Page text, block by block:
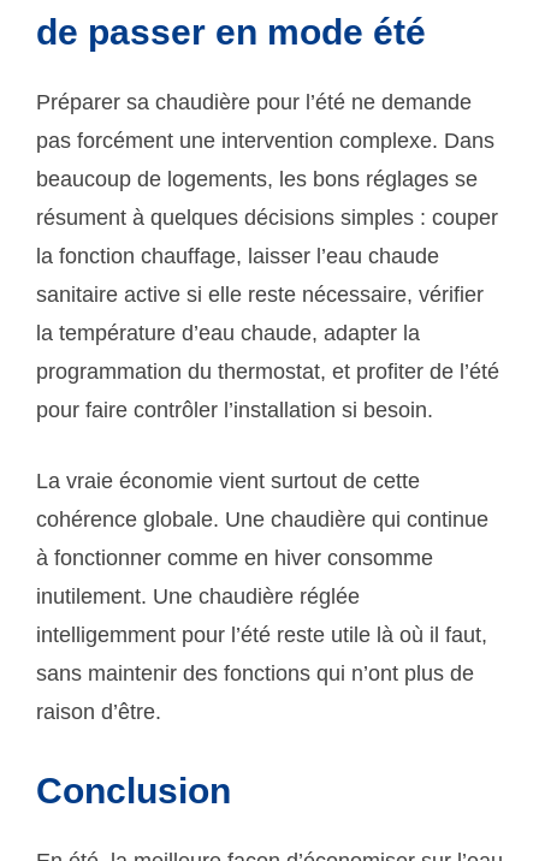
de passer en mode été
Préparer sa chaudière pour l’été ne demande
pas forcément une intervention complexe. Dans
beaucoup de logements, les bons réglages se
résument à quelques décisions simples : couper
la fonction chauffage, laisser l’eau chaude
sanitaire active si elle reste nécessaire, vérifier
la température d’eau chaude, adapter la
programmation du thermostat, et profiter de l’été
pour faire contrôler l’installation si besoin.
La vraie économie vient surtout de cette
cohérence globale. Une chaudière qui continue
à fonctionner comme en hiver consomme
inutilement. Une chaudière réglée
intelligemment pour l’été reste utile là où il faut,
sans maintenir des fonctions qui n’ont plus de
raison d’être.
Conclusion